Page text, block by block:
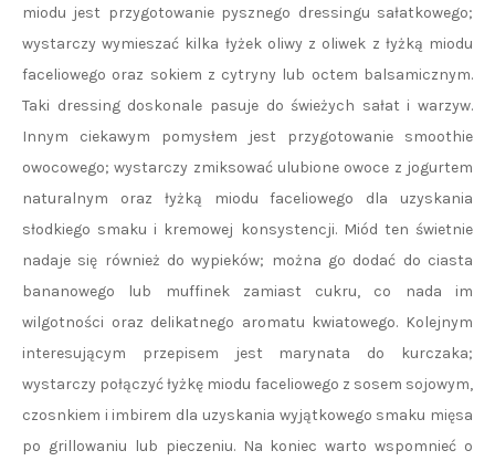
miodu jest przygotowanie pysznego dressingu sałatkowego;
wystarczy wymieszać kilka łyżek oliwy z oliwek z łyżką miodu
faceliowego oraz sokiem z cytryny lub octem balsamicznym.
Taki dressing doskonale pasuje do świeżych sałat i warzyw.
Innym ciekawym pomysłem jest przygotowanie smoothie
owocowego; wystarczy zmiksować ulubione owoce z jogurtem
naturalnym oraz łyżką miodu faceliowego dla uzyskania
słodkiego smaku i kremowej konsystencji. Miód ten świetnie
nadaje się również do wypieków; można go dodać do ciasta
bananowego lub muffinek zamiast cukru, co nada im
wilgotności oraz delikatnego aromatu kwiatowego. Kolejnym
interesującym przepisem jest marynata do kurczaka;
wystarczy połączyć łyżkę miodu faceliowego z sosem sojowym,
czosnkiem i imbirem dla uzyskania wyjątkowego smaku mięsa
po grillowaniu lub pieczeniu. Na koniec warto wspomnieć o